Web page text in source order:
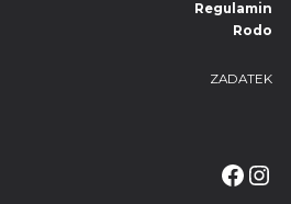
Regulamin
Rodo
ZADATEK